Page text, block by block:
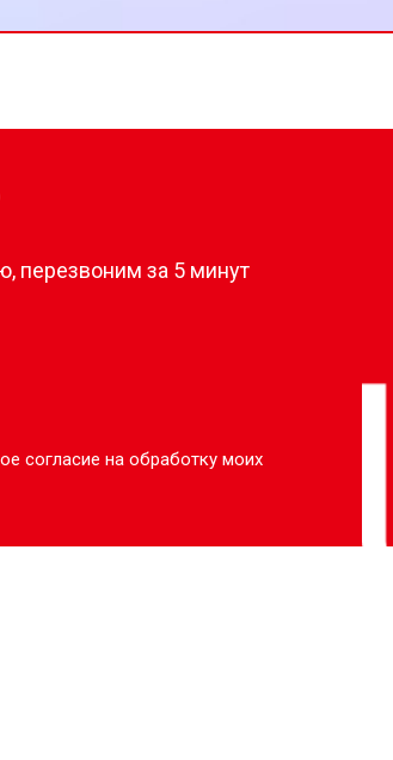
перезвоним за 5 минут
согласие на обработку моих